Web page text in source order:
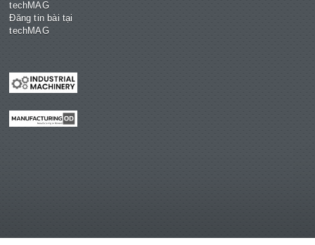
techMAG
Đăng tin bài tại
techMAG